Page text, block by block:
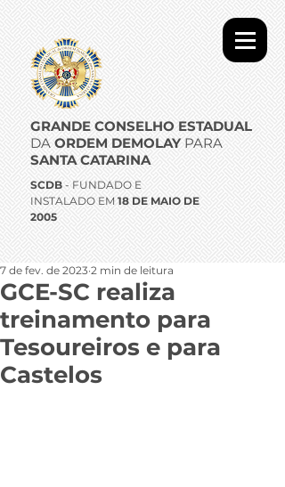
GRANDE CONSELHO ESTADUAL
DA ORDEM DEMOLAYPARA
SANTA CATARINA
SCDB - FUNDADO E
INSTALADO EM 18 DE MAIO DE
2005
GCE-SC realiza
treinamento para
Tesoureiros e para
Castelos
7 de fev. de 2023 2 min de leitura